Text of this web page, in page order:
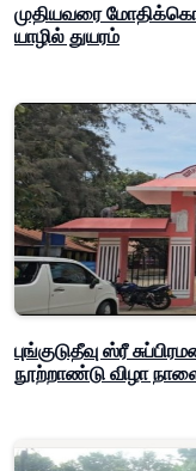
முதியவரை
யாழில் துயரம்
புங்குடுதீவு ஸ்ரீ
நூற்றாண்டு விழா